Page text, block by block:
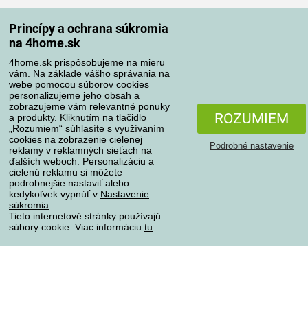
Princípy a ochrana súkromia
na 4home.sk
4home.sk prispôsobujeme na mieru
vám. Na základe vášho správania na
webe pomocou súborov cookies
personalizujeme jeho obsah a
zobrazujeme vám relevantné ponuky
a produkty. Kliknutím na tlačidlo
„Rozumiem“ súhlasíte s využívaním
cookies na zobrazenie cielenej
reklamy v reklamných sieťach na
ďalších weboch. Personalizáciu a
cielenú reklamu si môžete
podrobnejšie nastaviť alebo
kedykoľvek vypnúť v Nastavenie
súkromia
Tieto internetové stránky používajú
súbory cookie. Viac informáciu tu
ROZUMIEM
Podrobné nastavenie
Spôsoby platby
Spoľahlivý obchod